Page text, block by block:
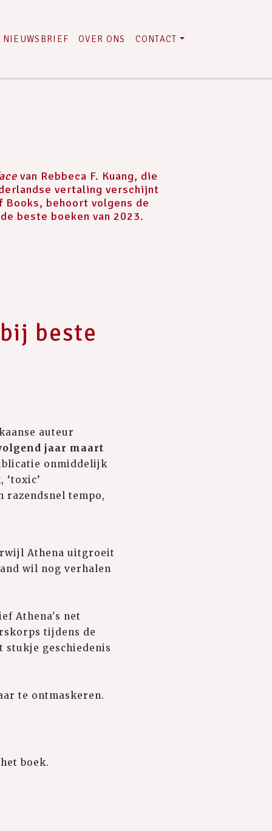
NIEUWSBRIEF OVER ONS CONTACT
van Rebbeca F. Kuang, die
vertaling verschijnt
Books, behoort volgens de
beste boeken van 2023.
beste
auteur
jaar maart
onmiddelijk
razendsnel tempo,
Athena uitgroeit
wil nog verhalen
Athena's net
tijdens de
stukje geschiedenis
te ontmaskeren.
boek.